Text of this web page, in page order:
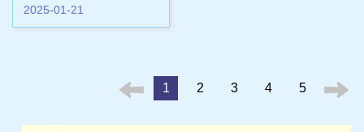
2025-01-21
1 2 3 4 5